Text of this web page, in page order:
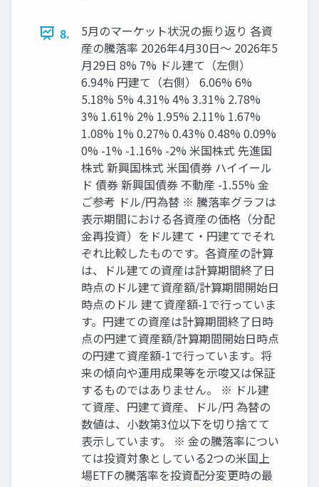
8.
5月のマーケット状況の振り返り 各資
産の騰落率 2026年4月30日～ 2026年5
月29日 8% 7% ドル建て（左側）
6.94% 円建て（右側） 6.06% 6%
5.18% 5% 4.31% 4% 3.31% 2.78%
3% 1.61% 2% 1.95% 2.11% 1.67%
1.08% 1% 0.27% 0.43% 0.48% 0.09%
0% -1% -1.16% -2% 米国株式 先進国
株式 新興国株式 米国債券 ハイイール
ド 債券 新興国債券 不動産 -1.55% 金
ご参考 ドル/円為替 ※ 騰落率グラフは
表示期間における各資産の価格（分配
金再投資）をドル建て・円建てでそれ
ぞれ比較したものです。各資産の計算
は、ドル建ての資産は計算期間終了日
時点のドル建て資産額/計算期間開始日
時点のドル 建て資産額-1で行っていま
す。円建ての資産は計算期間終了日時
点の円建て資産額/計算期間開始日時点
の円建て資産額-1で行っています。将
来の傾向や運用成果等を示唆又は保証
するものではありません。 ※ ドル建
て資産、円建て資産、ドル/円 為替の
数値は、小数第3位以下を切り捨てて
表示しています。 ※ 金の騰落率につい
ては投資対象としている2つの米国上
場ETFの騰落率を投資配分変更時の最